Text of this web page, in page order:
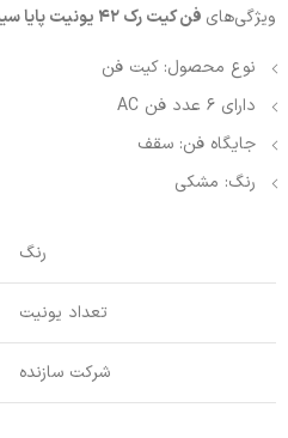
ویژگی‌های فن کیت رک 42 یونیت پایا سیستم طرح HP:
نوع محصول: کیت فن
دارای 6 عدد فن AC
جایگاه فن: سقف
رنگ: مشکی
رنگ
تعداد یونیت
شرکت سازنده